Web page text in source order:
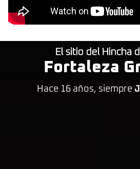
El sitio del Hincha
Fortaleza
Hace 16 años, siempre